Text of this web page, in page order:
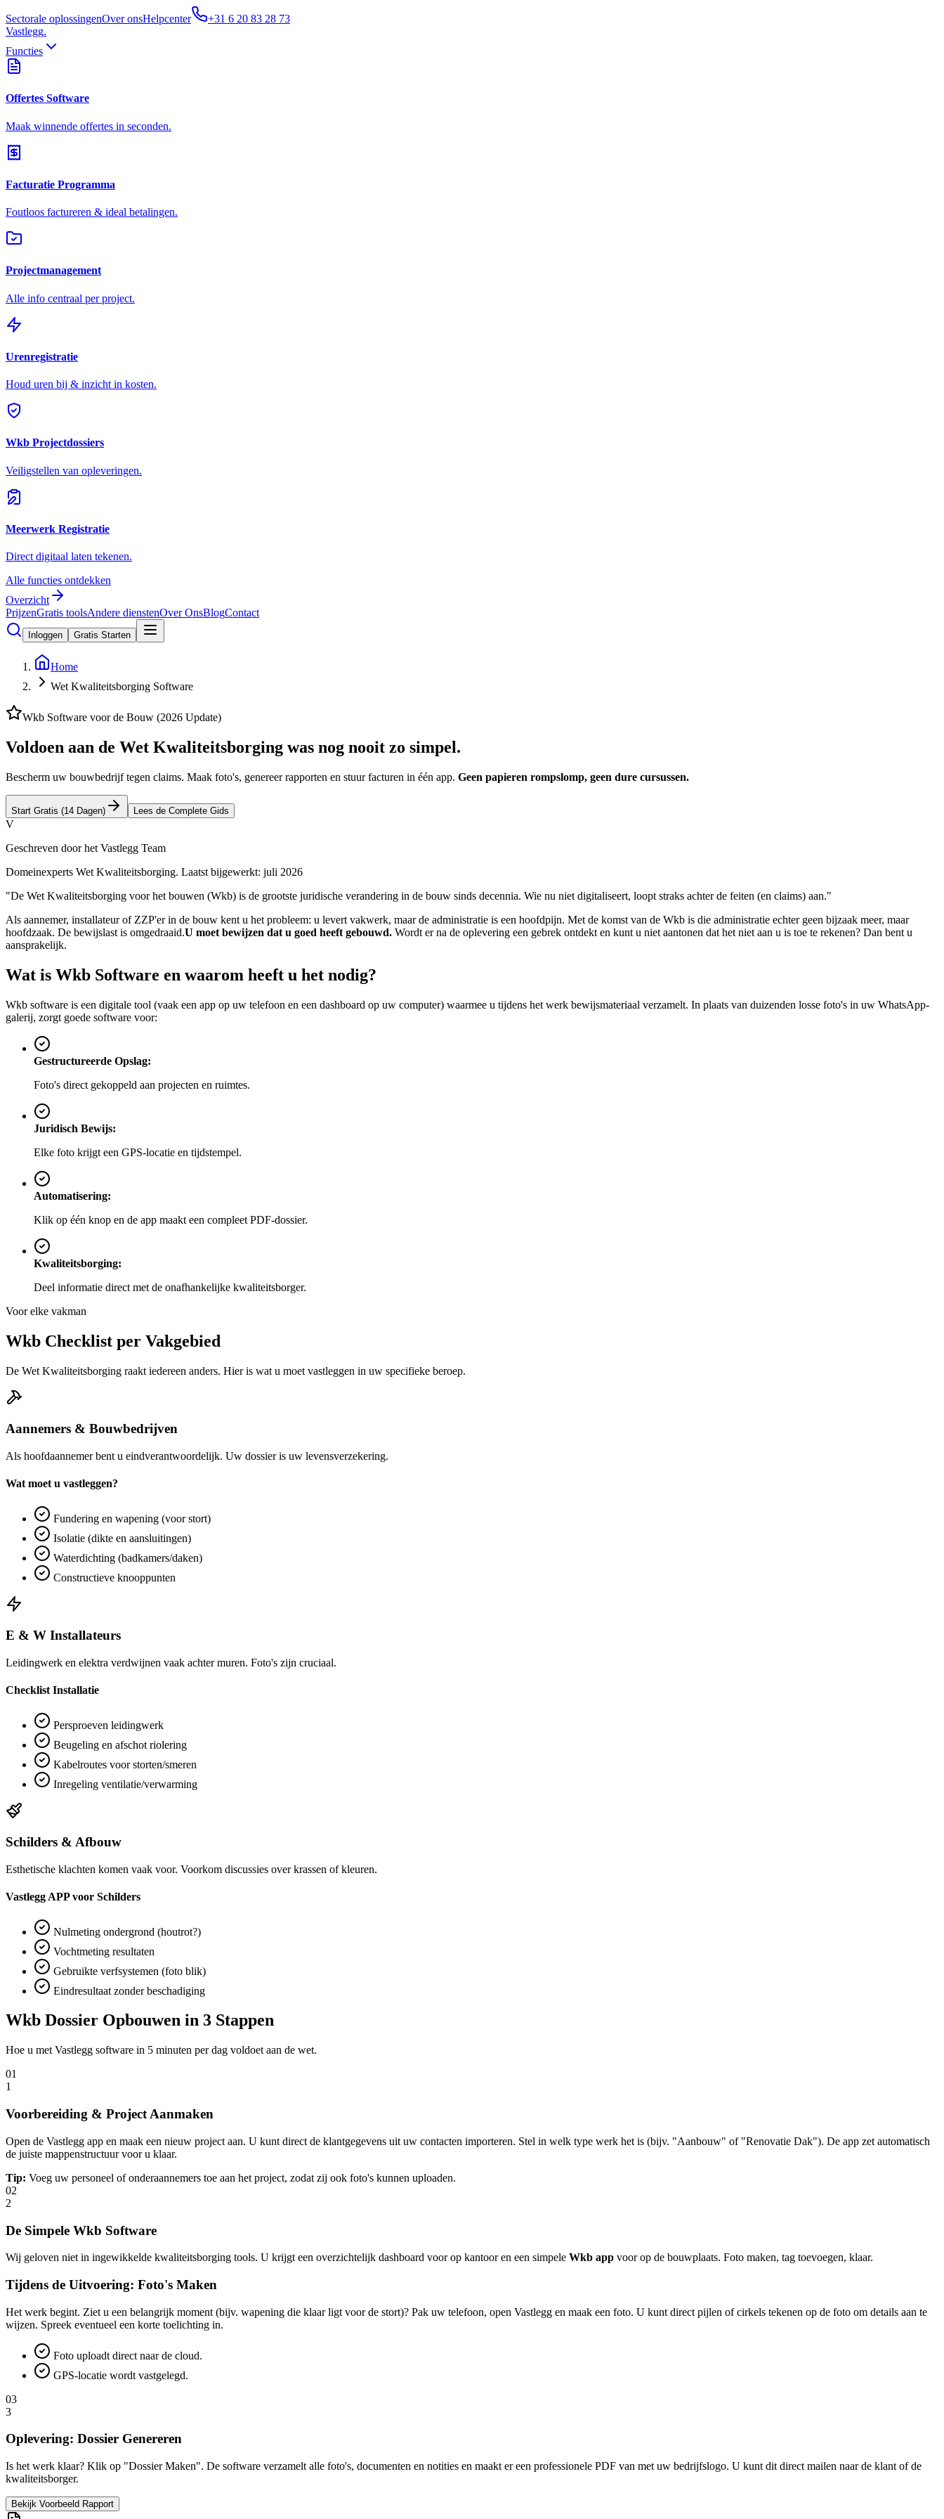
Sectorale oplossingenOver onsHelpcenter
+31 6 20 83 28 73
Vastlegg.
Functies
Offertes Software
Maak winnende offertes in seconden.
Facturatie Programma
Foutloos factureren & ideal betalingen.
Projectmanagement
Alle info centraal per project.
Urenregistratie
Houd uren bij & inzicht in kosten.
Wkb Projectdossiers
Veiligstellen van opleveringen.
Meerwerk Registratie
Direct digitaal laten tekenen.
Alle functies ontdekken
Overzicht
PrijzenGratis toolsAndere dienstenOver OnsBlogContact
Inloggen Gratis Starten
Home
Wet Kwaliteitsborging Software
Wkb Software voor de Bouw (2026 Update)
Voldoen aan de Wet Kwaliteitsborging was nog nooit zo simpel.
Bescherm uw bouwbedrijf tegen claims. Maak foto's, genereer rapporten en stuur facturen in één app. Geen papieren rompslomp, geen dure cursussen.
Start Gratis (14 Dagen) Lees de Complete Gids
V
Geschreven door het Vastlegg Team
Domeinexperts Wet Kwaliteitsborging. Laatst bijgewerkt: juli 2026
"De Wet Kwaliteitsborging voor het bouwen (Wkb) is de grootste juridische verandering in de bouw sinds decennia. Wie nu niet digitaliseert, loopt straks achter de feiten (en claims) aan."
Als aannemer, installateur of ZZP'er in de bouw kent u het probleem: u levert vakwerk, maar de administratie is een hoofdpijn. Met de komst van de Wkb is die administratie echter geen bijzaak meer, maar
hoofdzaak. De bewijslast is omgedraaid.U moet bewijzen dat u goed heeft gebouwd. Wordt er na de oplevering een gebrek ontdekt en kunt u niet aantonen dat het niet aan u is toe te rekenen? Dan bent u
aansprakelijk.
Wat is Wkb Software en waarom heeft u het nodig?
Wkb software is een digitale tool (vaak een app op uw telefoon en een dashboard op uw computer) waarmee u tijdens het werk bewijsmateriaal verzamelt. In plaats van duizenden losse foto's in uw WhatsApp-
galerij, zorgt goede software voor:
Gestructureerde Opslag:
Foto's direct gekoppeld aan projecten en ruimtes.
Juridisch Bewijs:
Elke foto krijgt een GPS-locatie en tijdstempel.
Automatisering:
Klik op één knop en de app maakt een compleet PDF-dossier.
Kwaliteitsborging:
Deel informatie direct met de onafhankelijke kwaliteitsborger.
Voor elke vakman
Wkb Checklist per Vakgebied
De Wet Kwaliteitsborging raakt iedereen anders. Hier is wat u moet vastleggen in uw specifieke beroep.
Aannemers & Bouwbedrijven
Als hoofdaannemer bent u eindverantwoordelijk. Uw dossier is uw levensverzekering.
Wat moet u vastleggen?
Fundering en wapening (voor stort)
Isolatie (dikte en aansluitingen)
Waterdichting (badkamers/daken)
Constructieve knooppunten
E & W Installateurs
Leidingwerk en elektra verdwijnen vaak achter muren. Foto's zijn cruciaal.
Checklist Installatie
Persproeven leidingwerk
Beugeling en afschot riolering
Kabelroutes voor storten/smeren
Inregeling ventilatie/verwarming
Schilders & Afbouw
Esthetische klachten komen vaak voor. Voorkom discussies over krassen of kleuren.
Vastlegg APP voor Schilders
Nulmeting ondergrond (houtrot?)
Vochtmeting resultaten
Gebruikte verfsystemen (foto blik)
Eindresultaat zonder beschadiging
Wkb Dossier Opbouwen in 3 Stappen
Hoe u met Vastlegg software in 5 minuten per dag voldoet aan de wet.
01
1
Voorbereiding & Project Aanmaken
Open de Vastlegg app en maak een nieuw project aan. U kunt direct de klantgegevens uit uw contacten importeren. Stel in welk type werk het is (bijv. "Aanbouw" of "Renovatie Dak"). De app zet automatisch
de juiste mappenstructuur voor u klaar.
Tip: Voeg uw personeel of onderaannemers toe aan het project, zodat zij ook foto's kunnen uploaden.
02
2
De Simpele Wkb Software
Wij geloven niet in ingewikkelde kwaliteitsborging tools. U krijgt een overzichtelijk dashboard voor op kantoor en een simpele Wkb app voor op de bouwplaats. Foto maken, tag toevoegen, klaar.
Tijdens de Uitvoering: Foto's Maken
Het werk begint. Ziet u een belangrijk moment (bijv. wapening die klaar ligt voor de stort)? Pak uw telefoon, open Vastlegg en maak een foto. U kunt direct pijlen of cirkels tekenen op de foto om details aan te
wijzen. Spreek eventueel een korte toelichting in.
Foto uploadt direct naar de cloud.
GPS-locatie wordt vastgelegd.
03
3
Oplevering: Dossier Genereren
Is het werk klaar? Klik op "Dossier Maken". De software verzamelt alle foto's, documenten en notities en maakt er een professionele PDF van met uw bedrijfslogo. U kunt dit direct mailen naar de klant of de
kwaliteitsborger.
Bekijk Voorbeeld Rapport